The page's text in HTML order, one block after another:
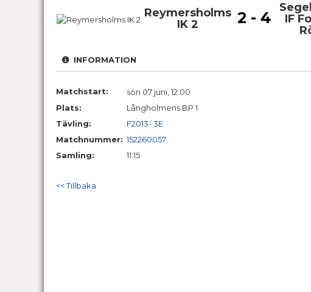
Reymersholms
IK 2
2 - 4
IF
INFORMATION
Matchstart:
sön 07 juni, 12:00
Plats:
Långholmens BP 1
Tävling:
F2013- 3E
Matchnummer: 152260057
Samling:
11:15
<< Tillbaka